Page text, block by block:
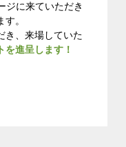
ジに来ていただき
。
き、来場していた
を進呈します！